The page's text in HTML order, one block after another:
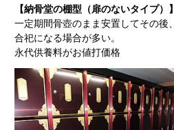
【納骨堂の棚型（扉のないタイプ）】
一定期間骨壺のまま安置してその後、
合祀になる場合が多い。
永代供養料がお値打価格